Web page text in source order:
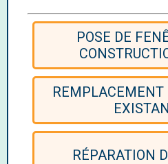
POSE DE
REMPLACEMENT
RÉPARATION